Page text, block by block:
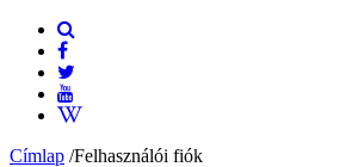
Címlap /Felhasználói fiók